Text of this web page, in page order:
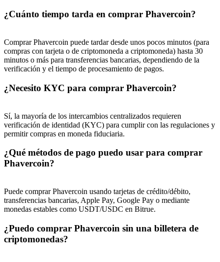
Share 500000 CASHCAT prize pool
Exclusive for BitMart Users
Trade Gold & Silver · 33,333 USDT Bonus
USDT New User Exclusive 10% APR
¿Cuánto tiempo tarda en comprar Phavercoin?
Comprar Phavercoin puede tardar desde unos pocos minutos (para
compras con tarjeta o de criptomoneda a criptomoneda) hasta 30
minutos o más para transferencias bancarias, dependiendo de la
verificación y el tiempo de procesamiento de pagos.
¿Necesito KYC para comprar Phavercoin?
Sí, la mayoría de los intercambios centralizados requieren
verificación de identidad (KYC) para cumplir con las regulaciones y
permitir compras en moneda fiduciaria.
¿Qué métodos de pago puedo usar para comprar
Phavercoin?
Puede comprar Phavercoin usando tarjetas de crédito/débito,
transferencias bancarias, Apple Pay, Google Pay o mediante
monedas estables como USDT/USDC en Bitrue.
¿Puedo comprar Phavercoin sin una billetera de
criptomonedas?